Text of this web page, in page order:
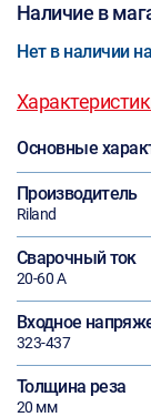
Наличие в
Нет в наличии
Основные
Производитель
Riland
Сварочный ток
20-60 А
Входное
323-437
Толщина реза
20 мм